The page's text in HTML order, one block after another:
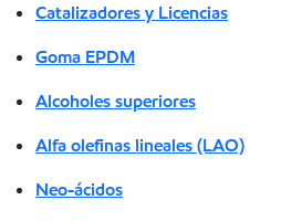
Catalizadores y Licencias
Goma EPDM
Alcoholes superiores
Alfa olefinas lineales (LAO)
Neo-ácidos